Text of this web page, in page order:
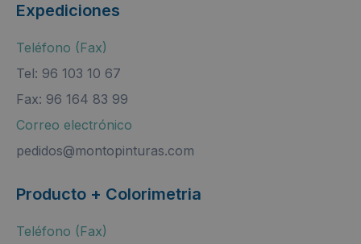
Expediciones
Teléfono (Fax)
Tel: 96 103 10 67
Fax: 96 164 83 99
Correo electrónico
pedidos@montopinturas.com
Producto + Colorimetria
Teléfono (Fax)